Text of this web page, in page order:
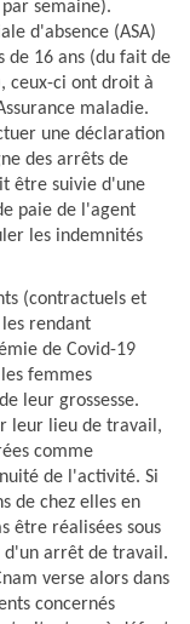
semaine).
d'absence (ASA)
de 16 ans (du fait de
ceux-ci ont droit à
maladie.
une déclaration
des arrêts de
être suivie d'une
paie de l'agent
les indemnités
(contractuels et
rendant
de Covid-19
femmes
leur grossesse.
leur lieu de travail,
comme
de l'activité. Si
de chez elles en
être réalisées sous
d'un arrêt de travail.
verse alors dans
concernés